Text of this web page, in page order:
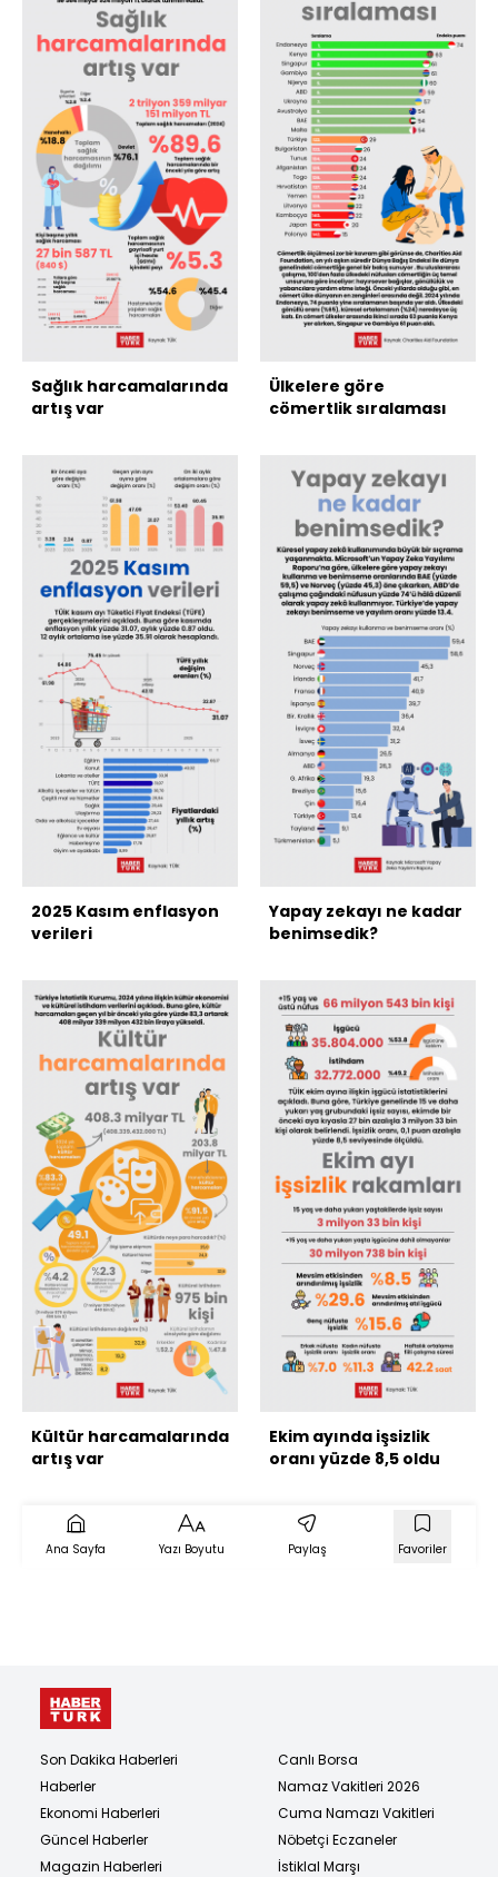
Sağlık harcamalarında
artış var
Ülkelere göre
cömertlik sıralaması
2025 Kasım enflasyon
verileri
Yapay zekayı ne kadar
benimsedik?
Kültür harcamalarında
artış var
Ekim ayında işsizlik
oranı yüzde 8,5 oldu
Ana Sayfa Yazı Boyutu Paylaş Favoriler
Son Dakika Haberleri
Haberler
Ekonomi Haberleri
Güncel Haberler
Magazin Haberleri
Canlı Borsa
Namaz Vakitleri 2026
Cuma Namazı Vakitleri
Nöbetçi Eczaneler
İstiklal Marşı